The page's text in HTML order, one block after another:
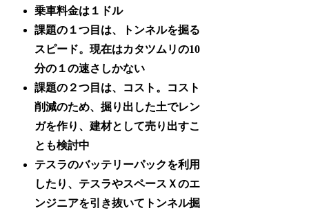
乗車料金は１ドル
課題の１つ目は、トンネルを掘る
スピード。現在はカタツムリの10
分の１の速さしかない
課題の２つ目は、コスト。コスト
削減のため、掘り出した土でレン
ガを作り、建材として売り出すこ
とも検討中
テスラのバッテリーパックを利用
したり、テスラやスペースＸのエ
ンジニアを引き抜いてトンネル掘